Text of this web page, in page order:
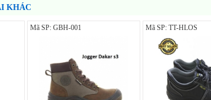
KHÁC
Mã SP: GBH-001 Mã SP: TT-HLOS